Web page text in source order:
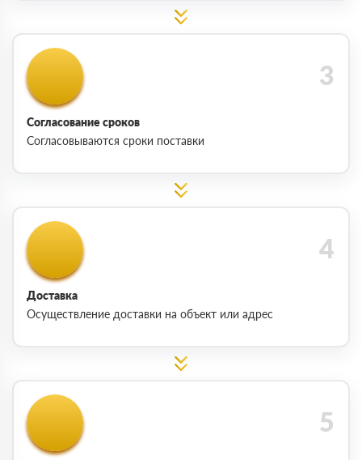
Согласование сроков
Согласовываются сроки поставки
Доставка
Осуществление доставки на объект или адрес